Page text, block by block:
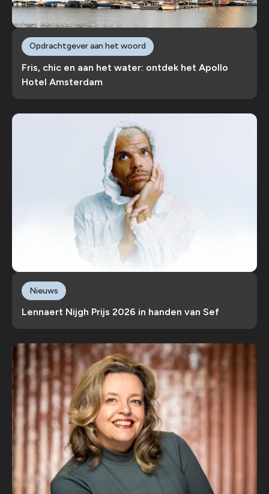
Fris, chic en aan het water: ontdek het Apollo
Hotel Amsterdam
Opdrachtgever aan het woord
Lennaert Nijgh Prijs 2026 in handen van Sef
Nieuws